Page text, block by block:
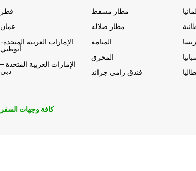
قطر
عمان
الإمارات العربية المتحدة-
أبوظبي
الإمارات العربية المتحدة –
دبي
مطار مسقط
مطار صلاله
المنامة
المحرق
فندق رامي جراند
كافة وجهات السفر